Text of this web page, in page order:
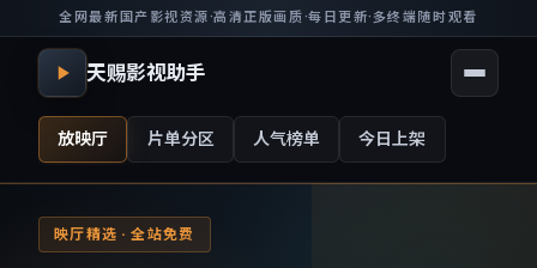
全网最新国产影视资源·高清正版画质·每日更新· 多终端随时观看
天赐影视助手
放映厅 片单分区 人气榜单 今日上架
映厅精选 · 全站免费